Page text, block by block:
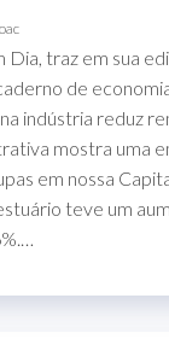
Dia, traz em sua
de
indústria reduz
mostra uma
em nossa
teve um